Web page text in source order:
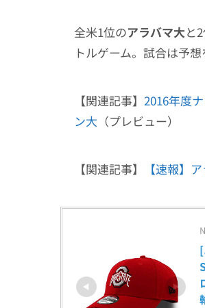
全米1位のアラバマ大と
トルゲーム。試合は予
【関連記事】 2016年度
ン大 （プレビュー）
【関連記事】 【速報】